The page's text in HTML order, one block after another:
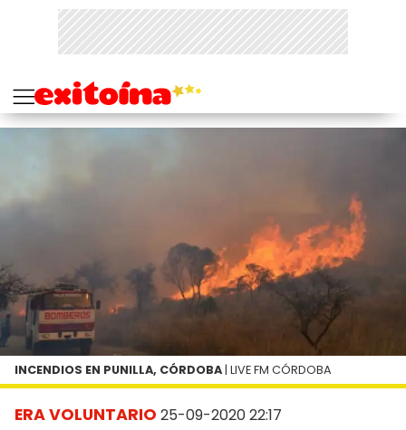
ERA VOLUNTARIO 25-09-2020 22:17
INCENDIOS EN PUNILLA, CÓRDOBA | LIVE FM CÓRDOBA